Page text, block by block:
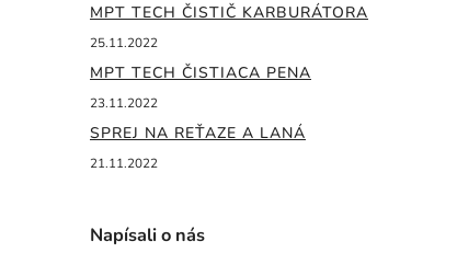
MPT TECH ČISTIČ KARBURÁTORA
25.11.2022
MPT TECH ČISTIACA PENA
23.11.2022
SPREJ NA REŤAZE A LANÁ
21.11.2022
Napísali o nás